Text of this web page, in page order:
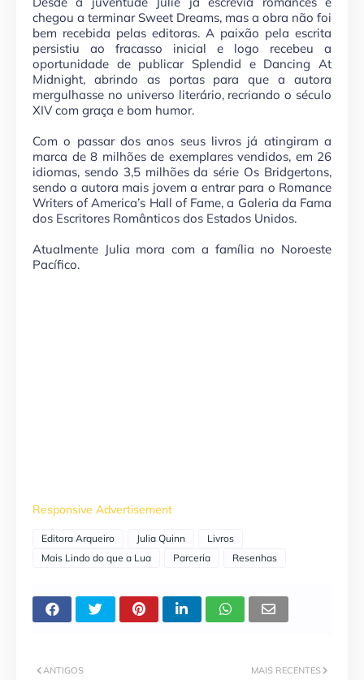
chegou a terminar Sweet Dreams, mas a obra não foi
bem recebida pelas editoras. A paixão pela escrita
persistiu ao fracasso inicial e logo recebeu a
oportunidade de publicar Splendid e Dancing At
Midnight, abrindo as portas para que a autora
mergulhasse no universo literário, recriando o século
XIV com graça e bom humor.
Com o passar dos anos seus livros já atingiram a
marca de 8 milhões de exemplares vendidos, em 26
idiomas, sendo 3,5 milhões da série Os Bridgertons,
sendo a autora mais jovem a entrar para o Romance
Writers of America’s Hall of Fame, a Galeria da Fama
dos Escritores Românticos dos Estados Unidos.
Atualmente Julia mora com a família no Noroeste
Pacífico.
Responsive Advertisement
Editora Arqueiro Julia Quinn
Livros
Mais Lindo do que a Lua
Parceria Resenhas
MAIS RECENTES
ANTIGOS